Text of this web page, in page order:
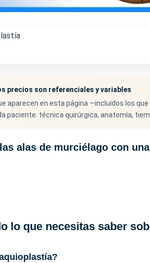
precios son referenciales y variables
aparecen en esta página —incluidos los
paciente: técnica quirúrgica, anatomía,
alas de murciélago con
lo que necesitas saber